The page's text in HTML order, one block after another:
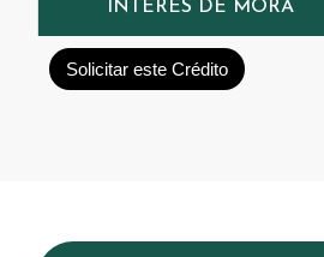
INTERÉS DE MORA
Solicitar este Crédito